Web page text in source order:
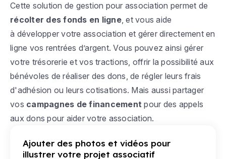
Cette solution de gestion pour association permet de
récolter des fonds en ligne, et vous aide
à développer votre association et gérer directement en
ligne vos rentrées d’argent. Vous pouvez ainsi gérer
votre trésorerie et vos tractions, offrir la possibilité aux
bénévoles de réaliser des dons, de régler leurs frais
d'adhésion ou leurs cotisations. Mais aussi partager
vos campagnes de financementpour des appels
aux dons pour aider votre association.
Ajouter des photos et vidéos pour
illustrer votre projet associatif